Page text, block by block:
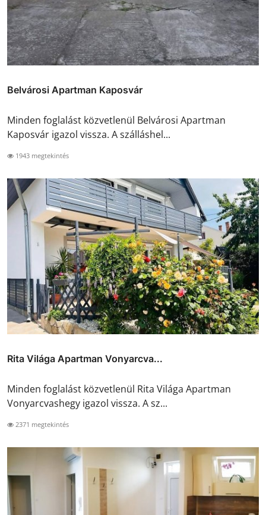
Belvárosi Apartman Kaposvár
Minden foglalást közvetlenül Belvárosi Apartman
Kaposvár igazol vissza. A szálláshel...
1943 megtekintés
Rita Világa Apartman Vonyarcva...
Minden foglalást közvetlenül Rita Világa Apartman
Vonyarcvashegy igazol vissza. A sz...
2371 megtekintés